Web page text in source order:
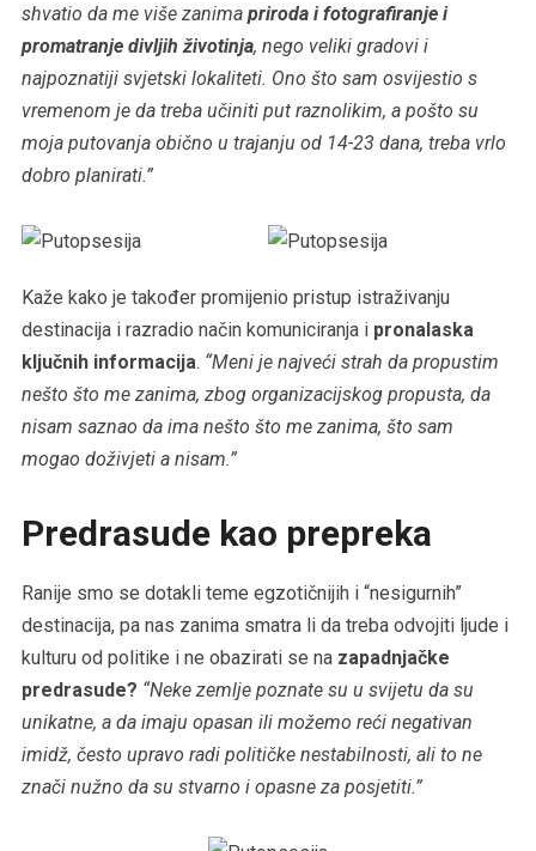
shvatio da me više zanima priroda i fotografiranje i
promatranje divljih životinja, nego veliki gradovi i
najpoznatiji svjetski lokaliteti. Ono što sam osvijestio s
vremenom je da treba učiniti put raznolikim, a pošto su
moja putovanja obično u trajanju od 14-23 dana, treba vrlo
dobro planirati.”
Kaže kako je također promijenio pristup istraživanju
destinacija i razradio način komuniciranja i pronalaska
ključnih informacija. “Meni je najveći strah da propustim
nešto što me zanima, zbog organizacijskog propusta, da
nisam saznao da ima nešto što me zanima, što sam
mogao doživjeti a nisam.”
Predrasude kao prepreka
Ranije smo se dotakli teme egzotičnijih i “nesigurnih”
destinacija, pa nas zanima smatra li da treba odvojiti ljude i
kulturu od politike i ne obazirati se na zapadnjačke
predrasude? “Neke zemlje poznate su u svijetu da su
unikatne, a da imaju opasan ili možemo reći negativan
imidž, često upravo radi političke nestabilnosti, ali to ne
znači nužno da su stvarno i opasne za posjetiti.”